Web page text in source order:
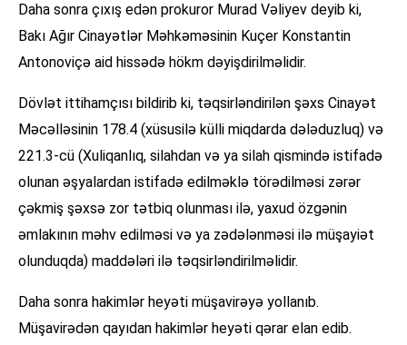
Daha sonra çıxış edən prokuror Murad Vəliyev deyib ki,
Bakı Ağır Cinayətlər Məhkəməsinin Kuçer Konstantin
Antonoviçə aid hissədə hökm dəyişdirilməlidir.
Dövlət ittihamçısı bildirib ki, təqsirləndirilən şəxs Cinayət
Məcəlləsinin 178.4 (xüsusilə külli miqdarda dələduzluq) və
221.3-cü (Xuliqanlıq, silahdan və ya silah qismində istifadə
olunan əşyalardan istifadə edilməklə törədilməsi zərər
çəkmiş şəxsə zor tətbiq olunması ilə, yaxud özgənin
əmlakının məhv edilməsi və ya zədələnməsi ilə müşayiət
olunduqda) maddələri ilə təqsirləndirilməlidir.
Daha sonra hakimlər heyəti müşavirəyə yollanıb.
Müşavirədən qayıdan hakimlər heyəti qərar elan edib.